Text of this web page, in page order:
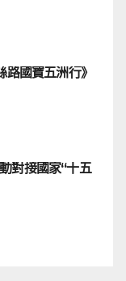
路國寶五洲行》
對接國家“十五